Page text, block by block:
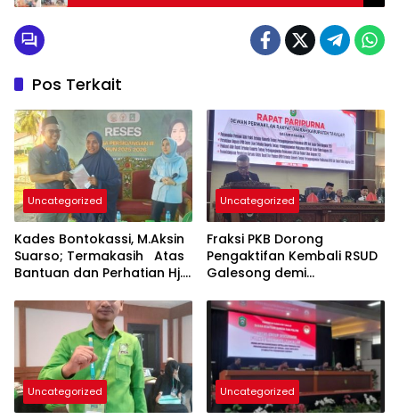
Pos Terkait
Uncategorized
Kades Bontokassi, M.Aksin
Suarso; Termakasih Atas
Bantuan dan Perhatian Hj.
Warganya
Uncategorized
Fraksi PKB Dorong
Pengaktifan Kembali RSUD
Galesong demi
Kesehatan Masyarakat
Uncategorized Uncategorized